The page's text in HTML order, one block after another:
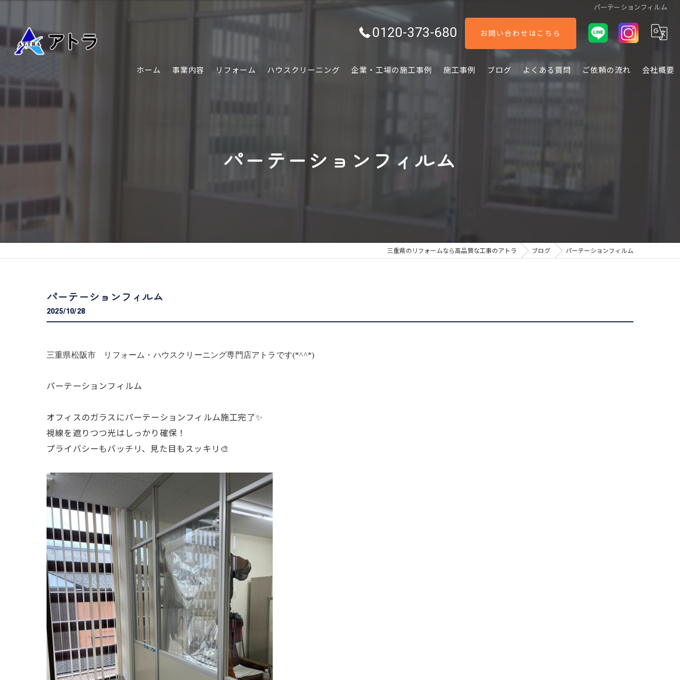
パーテーションフィルム
0120-373-680 お問い合わせはこちら
ホーム 事業内容 リフォーム ハウスクリーニング 企業・工場の施工事例 施工事例 ブログ よくある質問 ご依頼の流れ 会社概要
パーテーションフィルム
三重県のリフォームなら高品質な工事のアトラ ブログ パーテーションフィルム
パーテーションフィルム
2025/10/28
三重県松阪市 リフォーム・ハウスクリーニング専門店アトラです(*^^*)
パーテーションフィルム
オフィスのガラスにパーテーションフィルム施工完了✨
視線を遮りつつ光はしっかり確保！
プライバシーもバッチリ、見た目もスッキリ🎨